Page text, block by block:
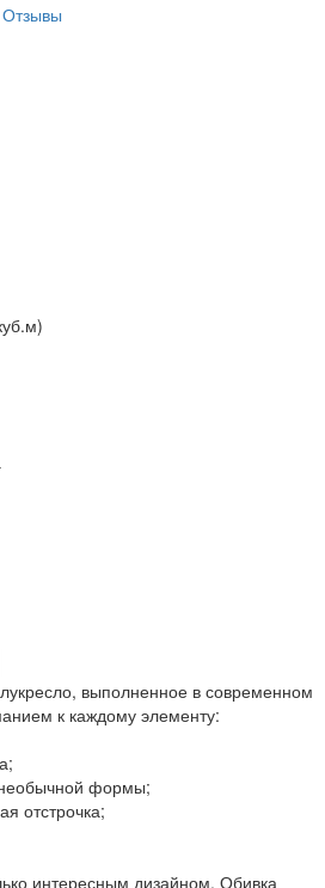
Отзывы
выполненное в современном
к каждому элементу:
формы;
отстрочка;
интересным дизайном. Обивка